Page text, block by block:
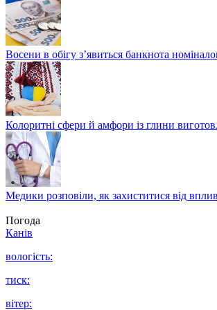
Восени в обігу з’явиться банкнота
Колоритні сфери й амфори із глини
Медики розповіли, як захиститися від
Погода
Канів
вологість:
тиск:
вітер: